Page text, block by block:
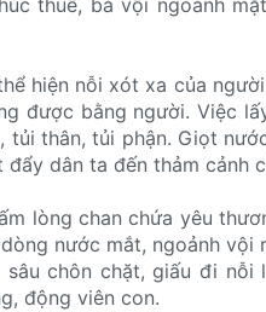
thuế, bà vội ngoảnh
hiện nỗi xót xa của
được bằng người. Việc
thân, tủi phận. Giọt
dân ta đến thảm cảnh
lòng chan chứa yêu
nước mắt, ngoảnh vội
chôn chặt, giấu đi nỗi
động viên con.